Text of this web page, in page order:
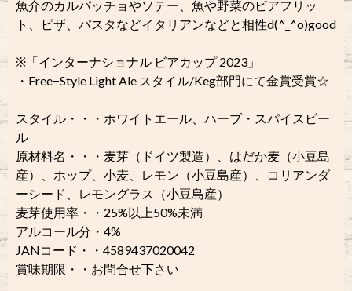
魚介のカルパッチョやソテー、魚や野菜のビアフリッ
ト、ピザ、パスタなどイタリアンなどと相性d(^_^o)good
※「インターナショナル ビアカップ 2023」
・Free−Style Light Ale スタイル/Keg部門にて金賞受賞☆
スタイル・・・ホワイトエール、ハーブ・スパイスビー
ル
原材料名・・・麦芽（ドイツ製造）、はだか麦（小豆島
産）、ホップ、小麦、レモン（小豆島産）、コリアンダ
ーシード、レモングラス（小豆島産）
麦芽使用率・・25%以上50%未満
アルコール分・4%
JANコード・・4589437020042
賞味期限・・お問合せ下さい